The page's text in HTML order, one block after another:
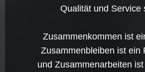
Qualität und Service
Zusammenkommen ist
Zusammenbleiben ist ein
und Zusammenarbeiten